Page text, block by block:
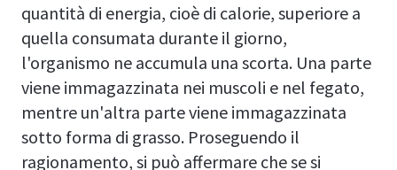
quantità di energia, cioè di calorie, superiore a
quella consumata durante il giorno,
l'organismo ne accumula una scorta. Una parte
viene immagazzinata nei muscoli e nel fegato,
mentre un'altra parte viene immagazzinata
sotto forma di grasso. Proseguendo il
ragionamento, si può affermare che se si